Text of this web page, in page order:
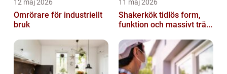
12 maj 2026
Omrörare för industriellt
bruk
11 maj 2026
Shakerkök tidlös form,
funktion och massivt trä...